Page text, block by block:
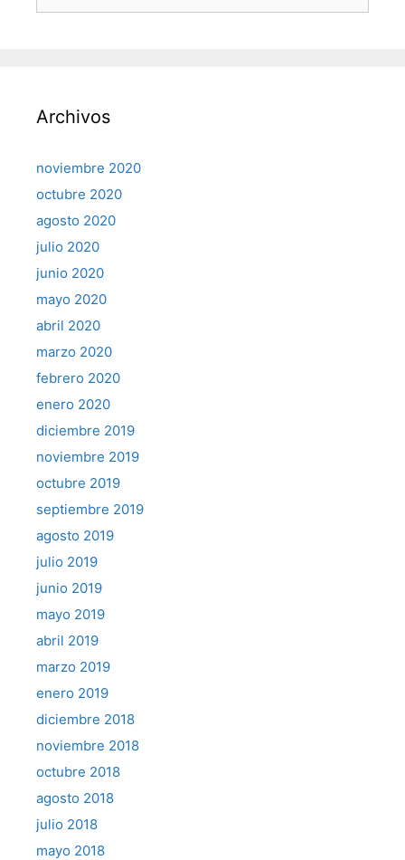
Archivos
noviembre 2020
octubre 2020
agosto 2020
julio 2020
junio 2020
mayo 2020
abril 2020
marzo 2020
febrero 2020
enero 2020
diciembre 2019
noviembre 2019
octubre 2019
septiembre 2019
agosto 2019
julio 2019
junio 2019
mayo 2019
abril 2019
marzo 2019
enero 2019
diciembre 2018
noviembre 2018
octubre 2018
agosto 2018
julio 2018
mayo 2018